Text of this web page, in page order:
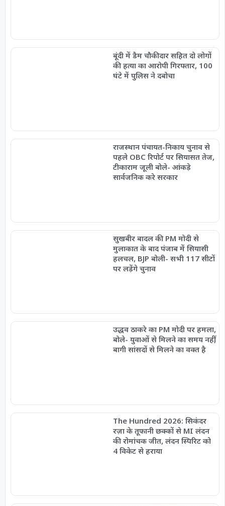
बूंदी में डैम चौकीदार सहित दो लोगों
की हत्या का आरोपी गिरफ्तार, 100
घंटे में पुलिस ने दबोचा
राजस्थान पंचायत-निकाय चुनाव से
पहले OBC रिपोर्ट पर सियासत तेज,
टीकाराम जूली बोले- आंकड़े
सार्वजनिक करे सरकार
सुखबीर बादल की PM मोदी से
मुलाकात के बाद पंजाब में सियासी
हलचल, BJP बोली- सभी 117 सीटों
पर लड़ेंगे चुनाव
उद्धव ठाकरे का PM मोदी पर हमला,
बोले- युवाओं से मिलने का समय नहीं,
बागी सांसदों से मिलने का वक्त है
The Hundred 2026: सिकंदर
रज़ा के तूफानी छक्कों से MI लंदन
की रोमांचक जीत, लंदन स्पिरिट को
4 विकेट से हराया